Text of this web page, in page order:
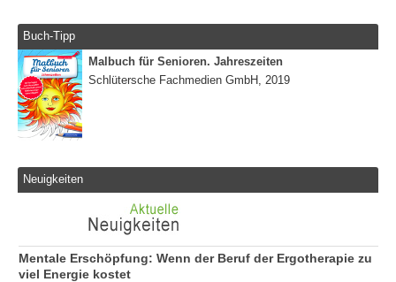
Buch-Tipp
Malbuch für Senioren. Jahreszeiten
Schlütersche Fachmedien GmbH, 2019
Neuigkeiten
Mentale Erschöpfung: Wenn der Beruf der Ergotherapie zu
viel Energie kostet